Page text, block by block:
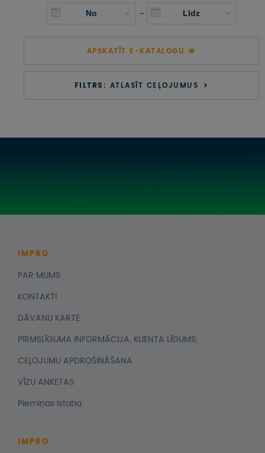
UZŅEMOŠAIS TŪRISMS
IMPRO KONKURSI
PIRMSLĪGUMA INFORMĀCIJA, KLIENTA LĪGUMS,
CEĻOJUMU APDROŠINĀŠANA
-
APSKATĪT E-KATALOGU
FILTRS: ATLASĪT CEĻOJUMUS
IMPRO
PAR MUMS
KONTAKTI
DĀVANU KARTE
PIRMSLĪGUMA INFORMĀCIJA, KLIENTA LĪGUMS,
CEĻOJUMU APDROŠINĀŠANA
VĪZU ANKETAS
Piemiņas istaba
IMPRO